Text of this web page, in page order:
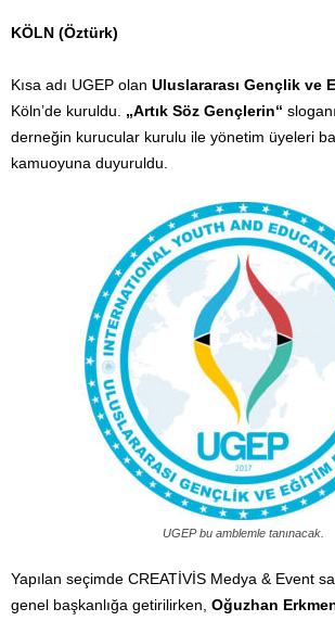
KÖLN (Öztürk)
Kısa adı UGEP olan Uluslararası Gençlik ve
Köln’de kuruldu. „Artık Söz Gençlerin“
derneğin kurucular kurulu ile yönetim üyeleri
kamuoyuna duyuruldu.
UGEP bu amblemle tanınacak.
Yapılan seçimde CREATİVİS Medya & Event
genel başkanlığa getirilirken, Oğuzhan